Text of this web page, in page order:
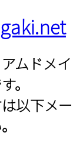
ムドメ
。
以下メ